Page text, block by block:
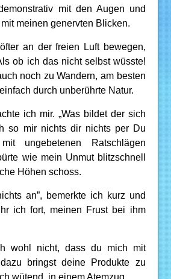
mit den Augen und
meinen genervten Blicken.
an der freien Luft bewegen,
ob ich das nicht selbst wüsste!
noch zu Wandern, am besten
durch unberührte Natur.
ich mir. „Was bildet der sich
so mir nichts dir nichts per Du
ungebetenen Ratschlägen
wie mein Unmut blitzschnell
Höhen schoss.
an”, bemerkte ich kurz und
ich fort, meinen Frust bei ihm
wohl nicht, dass du mich mit
bringst deine Produkte zu
wütend, in einem Atemzug.